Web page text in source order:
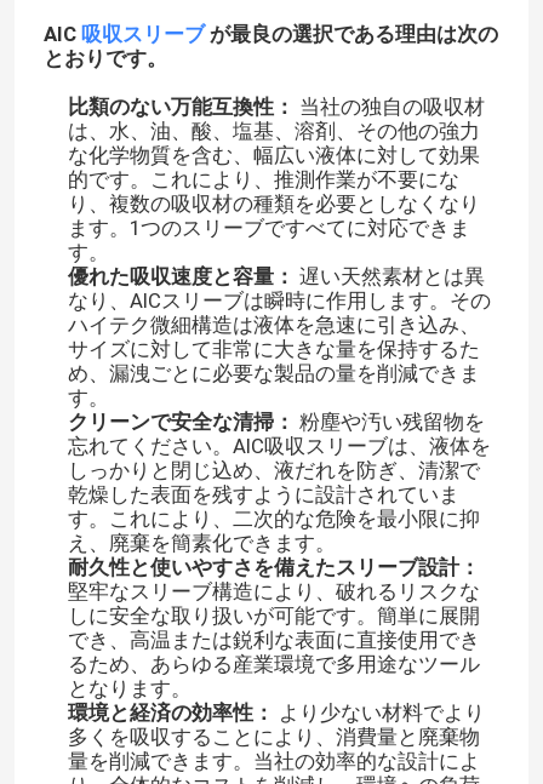
家へ
AIC 吸収スリーブが最良の選択である理由は次の
とおりです。
比類のない万能互換性： 当社の独自の吸収材
は、水、油、酸、塩基、溶剤、その他の強力
な化学物質を含む、幅広い液体に対して効果
的です。これにより、推測作業が不要にな
り、複数の吸収材の種類を必要としなくなり
ます。1つのスリーブですべてに対応できま
す。
優れた吸収速度と容量： 遅い天然素材とは異
なり、AICスリーブは瞬時に作用します。その
ハイテク微細構造は液体を急速に引き込み、
サイズに対して非常に大きな量を保持するた
め、漏洩ごとに必要な製品の量を削減できま
す。
クリーンで安全な清掃： 粉塵や汚い残留物を
忘れてください。AIC吸収スリーブは、液体を
しっかりと閉じ込め、液だれを防ぎ、清潔で
乾燥した表面を残すように設計されていま
す。これにより、二次的な危険を最小限に抑
え、廃棄を簡素化できます。
耐久性と使いやすさを備えたスリーブ設計：
堅牢なスリーブ構造により、破れるリスクな
しに安全な取り扱いが可能です。簡単に展開
でき、高温または鋭利な表面に直接使用でき
るため、あらゆる産業環境で多用途なツール
となります。
環境と経済の効率性： より少ない材料でより
多くを吸収することにより、消費量と廃棄物
量を削減できます。当社の効率的な設計によ